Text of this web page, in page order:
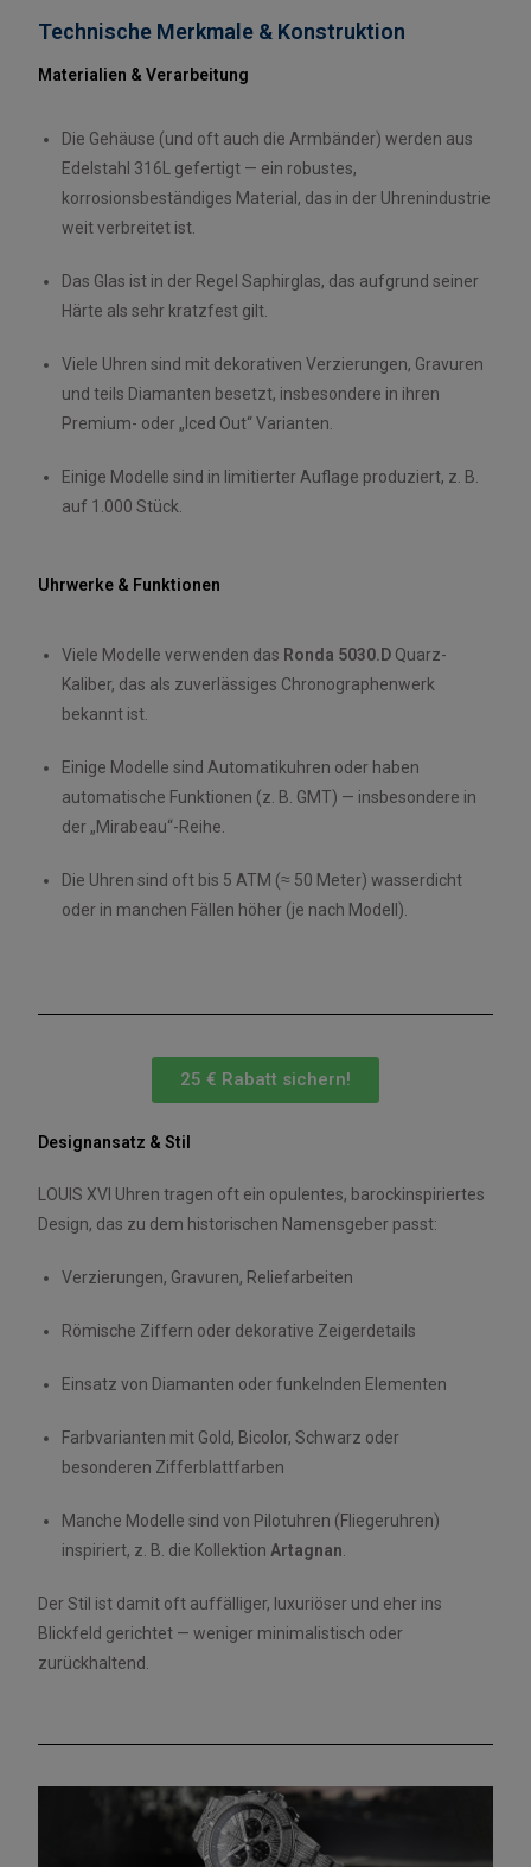
Technische Merkmale & Konstruktion
Materialien & Verarbeitung
Die Gehäuse (und oft auch die Armbänder) werden aus
Edelstahl 316L gefertigt — ein robustes,
korrosionsbeständiges Material, das in der Uhrenindustrie
weit verbreitet ist.
Das Glas ist in der Regel Saphirglas, das aufgrund seiner
Härte als sehr kratzfest gilt.
Viele Uhren sind mit dekorativen Verzierungen, Gravuren
und teils Diamanten besetzt, insbesondere in ihren
Premium- oder „Iced Out“ Varianten.
Einige Modelle sind in limitierter Auflage produziert, z. B.
auf 1.000 Stück.
Uhrwerke & Funktionen
Viele Modelle verwenden das Ronda 5030.D Quarz-
Kaliber, das als zuverlässiges Chronographenwerk
bekannt ist.
Einige Modelle sind Automatikuhren oder haben
automatische Funktionen (z. B. GMT) — insbesondere in
der „Mirabeau“-Reihe.
Die Uhren sind oft bis 5 ATM (≈ 50 Meter) wasserdicht
oder in manchen Fällen höher (je nach Modell).
25 € Rabatt sichern!
Designansatz & Stil
LOUIS XVI Uhren tragen oft ein opulentes, barockinspiriertes
Design, das zu dem historischen Namensgeber passt:
Verzierungen, Gravuren, Reliefarbeiten
Römische Ziffern oder dekorative Zeigerdetails
Einsatz von Diamanten oder funkelnden Elementen
Farbvarianten mit Gold, Bicolor, Schwarz oder
besonderen Zifferblattfarben
Manche Modelle sind von Pilotuhren (Fliegeruhren)
inspiriert, z. B. die KollektionArtagnan.
Der Stil ist damit oft auffälliger, luxuriöser und eher ins
Blickfeld gerichtet — weniger minimalistisch oder
zurückhaltend.